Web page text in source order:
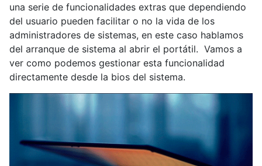
una serie de funcionalidades extras que dependiendo
del usuario pueden facilitar o no la vida de los
administradores de sistemas, en este caso hablamos
del arranque de sistema al abrir el portátil. Vamos a
ver como podemos gestionar esta funcionalidad
directamente desde la bios del sistema.